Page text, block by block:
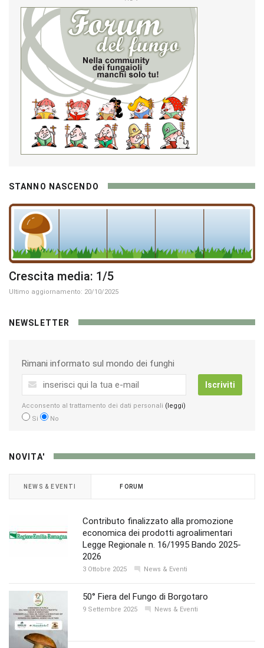
STANNO NASCENDO
Crescita media: 1/5
Ultimo aggiornamento: 20/10/2025
NEWSLETTER
Rimani informato sul mondo dei funghi
Iscriviti
Acconsento al trattamento dei dati personali (leggi)
Si
No
NOVITA'
NEWS & EVENTI FORUM
Contributo finalizzato alla promozione
economica dei prodotti agroalimentari
Legge Regionale n. 16/1995 Bando 2025-
2026
3 Ottobre 2025 News & Eventi
50° Fiera del Fungo di Borgotaro
9 Settembre 2025 News & Eventi